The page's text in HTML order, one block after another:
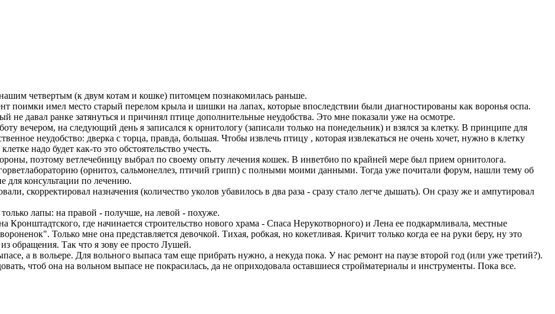
четвертым (к двум котам и кошке) питомцем познакомилась раньше.
поимки имел место старый перелом крыла и шишки на лапах, которые впоследствии были диагностированы как воронья оспа.
не давал ранке затянуться и причинял птице дополнительные неудобства. Это мне показали уже на осмотре.
вечером, на следующий день я записался к орнитологу (записали только на понедельник) и взялся за клетку. В принципе для
неудобство: дверка с торца, правда, большая. Чтобы извлечь птицу , которая извлекаться не очень хочет, нужно в клетку
надо будет как-то это обстоятельство учесть.
поэтому ветлечебницу выбрал по своему опыту лечения кошек. В инветбио по крайней мере был прием орнитолога.
(орнитоз, сальмонеллез, птичий грипп) с полными моими данными. Тогда уже почитали форум, нашли тему об
для консультации по лечению.
скорректировал назначения (количество уколов убавилось в два раза - сразу стало легче дышать). Он сразу же и ампутировал
лапы: на правой - получше, на левой - похуже.
Кронштадтского, где начинается строительство нового храма - Спаса Нерукотворного) и Лена ее подкармливала, местные
Только мне она представляется девочкой. Тихая, робкая, но кокетливая. Кричит только когда ее на руки беру, ну это
обращения. Так что я зову ее просто Лушей.
а в вольере. Для вольного выпаса там еще прибрать нужно, а некуда пока. У нас ремонт на паузе второй год (или уже третий?).
чтоб она на вольном выпасе не покрасилась, да не оприходовала оставшиеся стройматериалы и инструменты. Пока все.